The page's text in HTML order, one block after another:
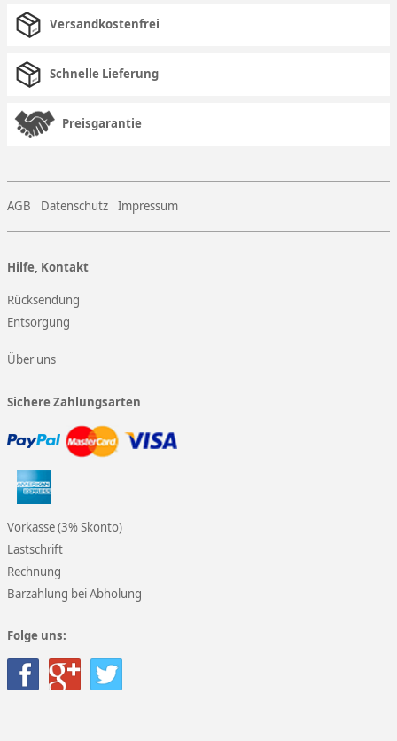
Versandkostenfrei
Schnelle Lieferung
Preisgarantie
AGB Datenschutz Impressum
Hilfe, Kontakt
Rücksendung
Entsorgung
Über uns
Sichere Zahlungsarten
Vorkasse (3% Skonto)
Lastschrift
Rechnung
Barzahlung bei Abholung
Folge uns: